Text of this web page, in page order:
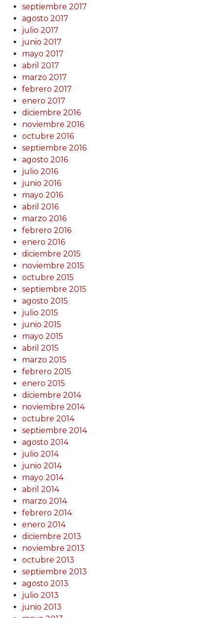
septiembre 2017
agosto 2017
julio 2017
junio 2017
mayo 2017
abril 2017
marzo 2017
febrero 2017
enero 2017
diciembre 2016
noviembre 2016
octubre 2016
septiembre 2016
agosto 2016
julio 2016
junio 2016
mayo 2016
abril 2016
marzo 2016
febrero 2016
enero 2016
diciembre 2015
noviembre 2015
octubre 2015
septiembre 2015
agosto 2015
julio 2015
junio 2015
mayo 2015
abril 2015
marzo 2015
febrero 2015
enero 2015
diciembre 2014
noviembre 2014
octubre 2014
septiembre 2014
agosto 2014
julio 2014
junio 2014
mayo 2014
abril 2014
marzo 2014
febrero 2014
enero 2014
diciembre 2013
noviembre 2013
octubre 2013
septiembre 2013
agosto 2013
julio 2013
junio 2013